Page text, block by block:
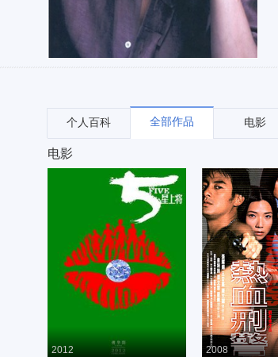
个人百科 全部作品 电影
电影
2012 2008